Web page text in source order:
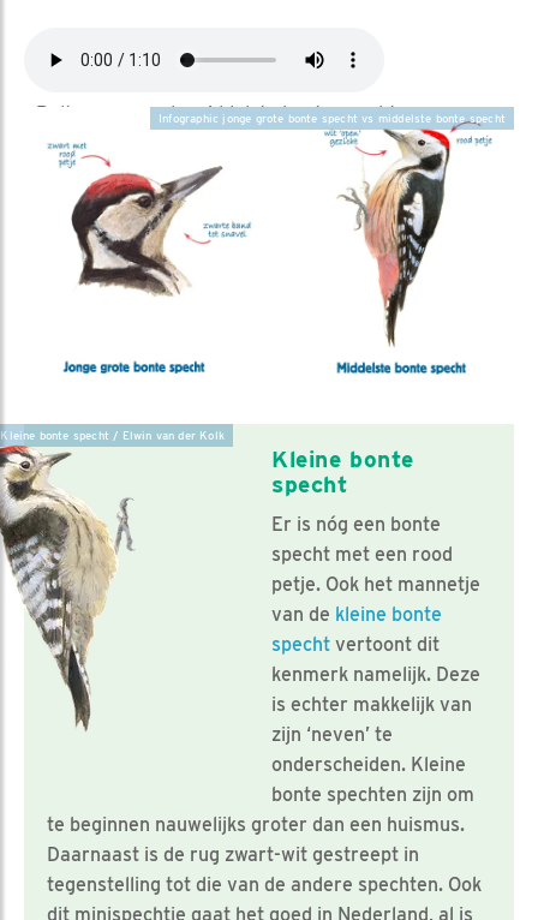
Baltsroep van de middelste bonte specht
Infographic jonge grote bonte specht vs middelste bonte specht
Kleine bonte specht / Elwin van der Kolk
Kleine bonte
specht
Er is nóg een bonte
specht met een rood
petje. Ook het mannetje
van de kleine bonte
specht vertoont dit
kenmerk namelijk. Deze
is echter makkelijk van
zijn ‘neven’ te
onderscheiden. Kleine
bonte spechten zijn om
te beginnen nauwelijks groter dan een huismus.
Daarnaast is de rug zwart-wit gestreept in
tegenstelling tot die van de andere spechten. Ook
dit minispechtje gaat het goed in Nederland, al is